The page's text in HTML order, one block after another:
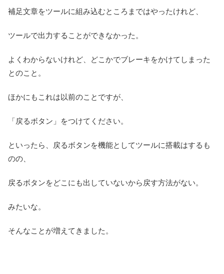
補足文章をツールに組み込むところまではやったけれど、
ツールで出力することができなかった。
よくわからないけれど、どこかでブレーキをかけてしまった
とのこと。
ほかにもこれは以前のことですが、
「戻るボタン」をつけてください。
といったら、戻るボタンを機能としてツールに搭載はするも
のの、
戻るボタンをどこにも出していないから戻す方法がない。
みたいな。
そんなことが増えてきました。